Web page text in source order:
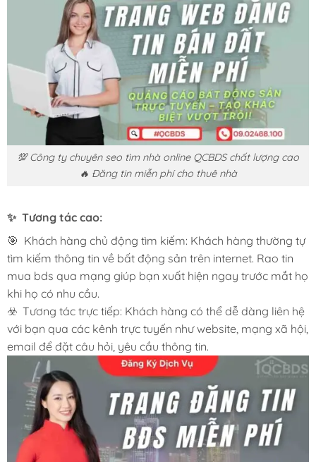
💯 Công ty chuyên seo tìm nhà online QCBDS chất lượng cao
🔥 Đăng tin miễn phí cho thuê nhà
✨ Tương tác cao:
🎯 Khách hàng chủ động tìm kiếm: Khách hàng thường tự
tìm kiếm thông tin về bất động sản trên internet. Rao tin
mua bds qua mạng giúp bạn xuất hiện ngay trước mắt họ
khi họ có nhu cầu.
☣️ Tương tác trực tiếp: Khách hàng có thể dễ dàng liên hệ
với bạn qua các kênh trực tuyến như website, mạng xã hội,
email để đặt câu hỏi, yêu cầu thông tin.